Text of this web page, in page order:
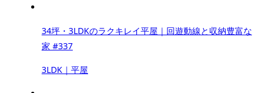
34坪・3LDKのラクキレイ平屋｜回遊動線と収納豊富な
家 #337
3LDK｜平屋